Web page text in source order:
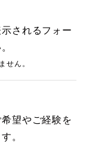
されるフォー
せん。
望やご経験を
。